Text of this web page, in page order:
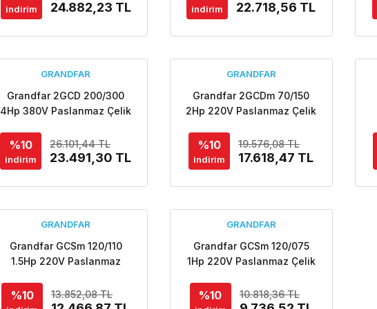
indirim 24.882,23 TL indirim 22.718,56 TL
GRANDFAR
Grandfar 2GCD 200/300
4Hp 380V Paslanmaz Çelik
Santrifüj Pompa-Aisi 304
%10
indirim
26.101,44 TL
23.491,30 TL
GRANDFAR
Grandfar 2GCDm 70/150
2Hp 220V Paslanmaz Çelik
Santrifüj Pompa-Aisi 304
%10
indirim
19.576,08 TL
17.618,47 TL
GRANDFAR
Grandfar GCSm 120/110
1.5Hp 220V Paslanmaz
Santrifüj Pompa
%10 13.852,08 TL
GRANDFAR
Grandfar GCSm 120/075
1Hp 220V Paslanmaz Çelik
Santrifüj Pompa
%10 10.818,36 TL